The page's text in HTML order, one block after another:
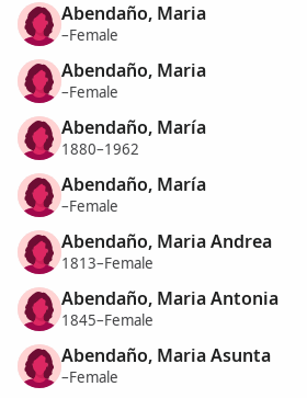
Abendaño, Maria
–Female
Abendaño, Maria
–Female
Abendaño, María
1880–1962
Abendaño, María
–Female
Abendaño, Maria Andrea
1813–Female
Abendaño, Maria Antonia
1845–Female
Abendaño, Maria Asunta
–Female